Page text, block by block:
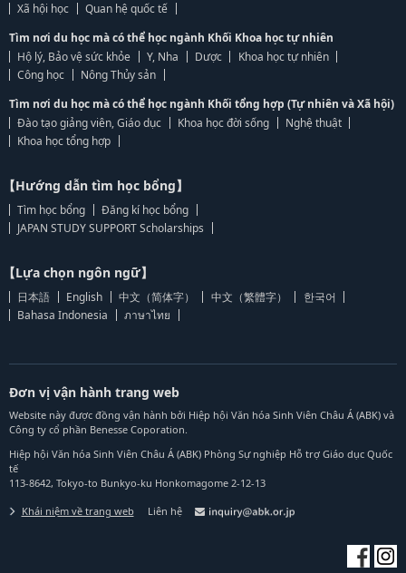
Xã hội học
Quan hệ quốc tế
Tìm nơi du học mà có thể học ngành Khối Khoa học tự nhiên
Hộ lý, Bảo vệ sức khỏe
Y, Nha Dược
Khoa học tự nhiên
Công học
Nông Thủy sản
Tìm nơi du học mà có thể học ngành Khối tổng hợp (Tự nhiên và Xã hội)
Đào tạo giảng viên, Giáo dục
Khoa học đời sống
Nghệ thuật
Khoa học tổng hợp
【Hướng dẫn tìm học bổng】
Tìm học bổng
Đăng kí học bổng
JAPAN STUDY SUPPORT Scholarships
【Lựa chọn ngôn ngữ】
日本語 English 中文（简体字） 中文（繁體字）
한국어
Bahasa Indonesia
ภาษาไทย
Đơn vị vận hành trang web
Website này được đồng vận hành bởi Hiệp hội Văn hóa Sinh Viên Châu Á (ABK) và
Công ty cổ phần Benesse Coporation.
Hiệp hội Văn hóa Sinh Viên Châu Á (ABK) Phòng Sự nghiệp Hỗ trợ Giáo dục Quốc
tế
113-8642, Tokyo-to Bunkyo-ku Honkomagome 2-12-13
Khái niệm về trang web Liên hệ